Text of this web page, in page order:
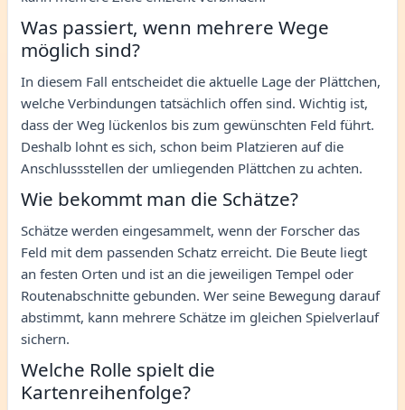
Was passiert, wenn mehrere Wege
möglich sind?
In diesem Fall entscheidet die aktuelle Lage der Plättchen,
welche Verbindungen tatsächlich offen sind. Wichtig ist,
dass der Weg lückenlos bis zum gewünschten Feld führt.
Deshalb lohnt es sich, schon beim Platzieren auf die
Anschlussstellen der umliegenden Plättchen zu achten.
Wie bekommt man die Schätze?
Schätze werden eingesammelt, wenn der Forscher das
Feld mit dem passenden Schatz erreicht. Die Beute liegt
an festen Orten und ist an die jeweiligen Tempel oder
Routenabschnitte gebunden. Wer seine Bewegung darauf
abstimmt, kann mehrere Schätze im gleichen Spielverlauf
sichern.
Welche Rolle spielt die
Kartenreihenfolge?